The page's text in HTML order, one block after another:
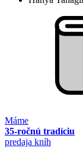
Máme
35-ročnú tradíciu
predaja kníh